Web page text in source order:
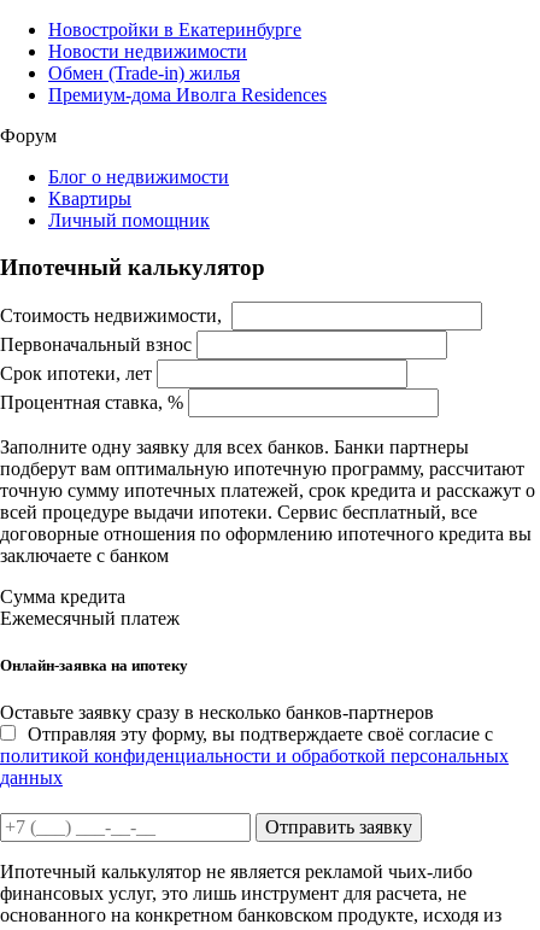
Новостройки в Екатеринбурге
Новости недвижимости
Обмен (Trade-in) жилья
Премиум-дома Иволга Residences
Форум
Блог о недвижимости
Квартиры
Личный помощник
Ипотечный калькулятор
Стоимость недвижимости,
Первоначальный взнос
Срок ипотеки, лет
Процентная ставка, %
Заполните одну заявку для всех банков. Банки партнеры
подберут вам оптимальную ипотечную программу, рассчитают
точную сумму ипотечных платежей, срок кредита и расскажут о
всей процедуре выдачи ипотеки. Сервис бесплатный, все
договорные отношения по оформлению ипотечного кредита вы
заключаете с банком
Сумма кредита
Ежемесячный платеж
Онлайн-заявка на ипотеку
Оставьте заявку сразу в несколько банков-партнеров
Отправляя эту форму, вы подтверждаете своё согласие с
политикой конфиденциальности и обработкой персональных
данных
Отправить заявку
Ипотечный калькулятор не является рекламой чьих-либо
финансовых услуг, это лишь инструмент для расчета, не
основанного на конкретном банковском продукте, исходя из